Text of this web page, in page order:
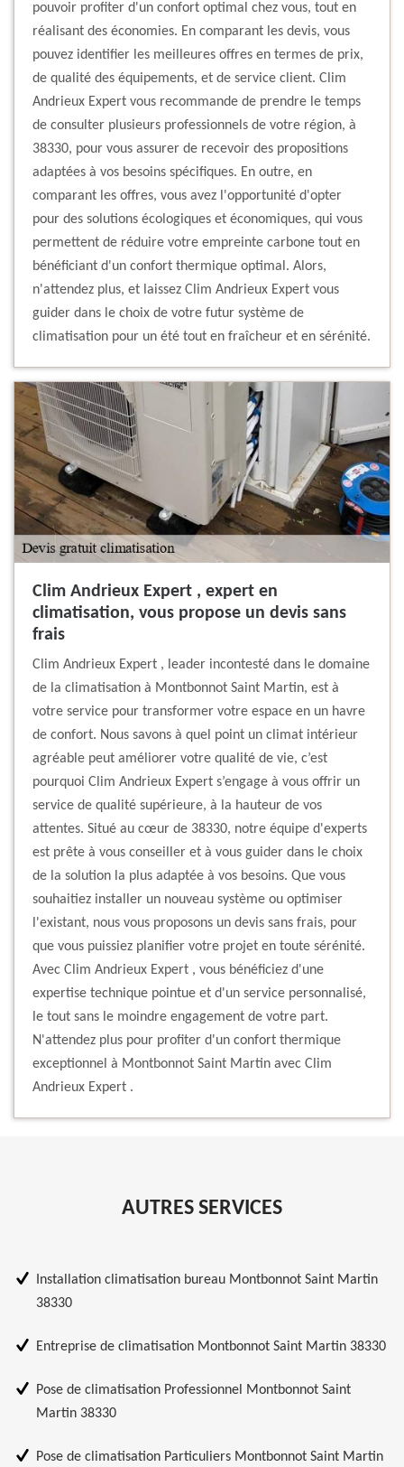
pouvoir profiter d'un confort optimal chez vous, tout en
réalisant des économies. En comparant les devis, vous
pouvez identifier les meilleures offres en termes de prix,
de qualité des équipements, et de service client. Clim
Andrieux Expert vous recommande de prendre le temps
de consulter plusieurs professionnels de votre région, à
38330, pour vous assurer de recevoir des propositions
adaptées à vos besoins spécifiques. En outre, en
comparant les offres, vous avez l'opportunité d'opter
pour des solutions écologiques et économiques, qui vous
permettent de réduire votre empreinte carbone tout en
bénéficiant d'un confort thermique optimal. Alors,
n'attendez plus, et laissez Clim Andrieux Expert vous
guider dans le choix de votre futur système de
climatisation pour un été tout en fraîcheur et en sérénité.
Clim Andrieux Expert , expert en
climatisation, vous propose un devis sans
frais
Clim Andrieux Expert , leader incontesté dans le domaine
de la climatisation à Montbonnot Saint Martin, est à
votre service pour transformer votre espace en un havre
de confort. Nous savons à quel point un climat intérieur
agréable peut améliorer votre qualité de vie, c’est
pourquoi Clim Andrieux Expert s’engage à vous offrir un
service de qualité supérieure, à la hauteur de vos
attentes. Situé au cœur de 38330, notre équipe d'experts
est prête à vous conseiller et à vous guider dans le choix
de la solution la plus adaptée à vos besoins. Que vous
souhaitiez installer un nouveau système ou optimiser
l'existant, nous vous proposons un devis sans frais, pour
que vous puissiez planifier votre projet en toute sérénité.
Avec Clim Andrieux Expert , vous bénéficiez d'une
expertise technique pointue et d'un service personnalisé,
le tout sans le moindre engagement de votre part.
N'attendez plus pour profiter d'un confort thermique
exceptionnel à Montbonnot Saint Martin avec Clim
Andrieux Expert .
AUTRES SERVICES
Installation climatisation bureau Montbonnot Saint Martin
38330
Entreprise de climatisation Montbonnot Saint Martin 38330
Pose de climatisation Professionnel Montbonnot Saint
Martin 38330
Pose de climatisation Particuliers Montbonnot Saint Martin